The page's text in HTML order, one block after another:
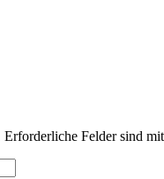
Erforderliche Felder sind mit